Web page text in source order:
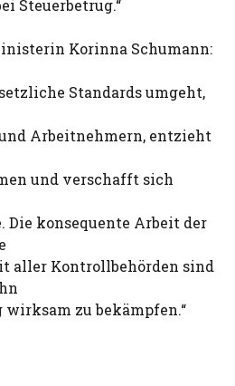
Steuerbetrug.“
Korinna Schumann:
Standards umgeht,
Arbeitnehmern, entzieht
und verschafft sich
Die konsequente Arbeit der
aller Kontrollbehörden sind
zu bekämpfen.“